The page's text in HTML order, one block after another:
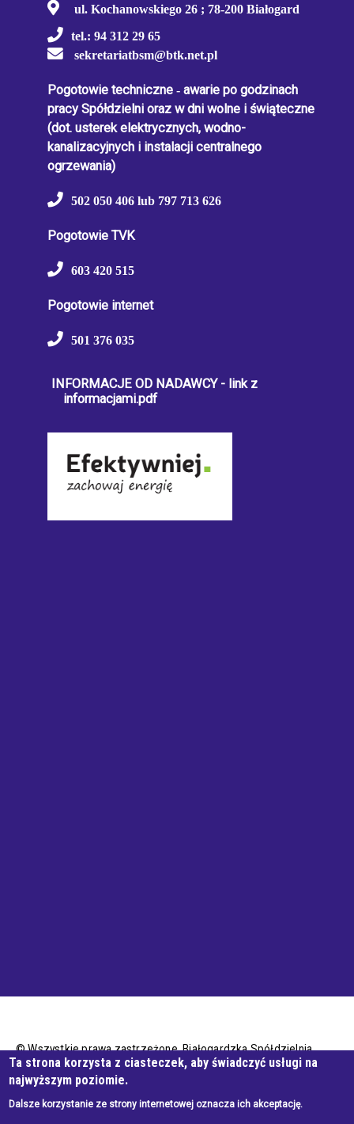
ul. Kochanowskiego 26 ; 78-200 Białogard
tel.: 94 312 29 65
sekretariatbsm@btk.net.pl
Pogotowie techniczne - awarie po godzinach
pracy Spółdzielni oraz w dni wolne i świąteczne
(dot. usterek elektrycznych, wodno-
kanalizacyjnych i instalacji centralnego
ogrzewania)
502 050 406 lub 797 713 626
Pogotowie TVK
603 420 515
Pogotowie internet
501 376 035
INFORMACJE OD NADAWCY - link z
informacjami.pdf
© Wszystkie prawa zastrzeżone, Białogardzka Spółdzielnia
Mieszkaniowa
Ta strona korzysta z ciasteczek, aby świadczyć usługi na
najwyższym poziomie.
Dalsze korzystanie ze strony internetowej oznacza ich akceptację.